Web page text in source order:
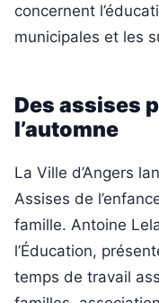
concernent
municipales et les
Des assises
l’automne
La Ville d’Angers
Assises de
famille. Antoine
l’Éducation,
temps de travail